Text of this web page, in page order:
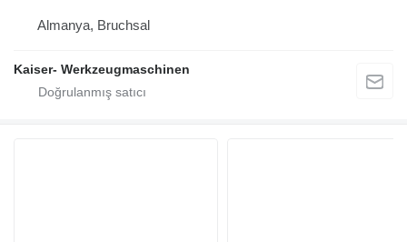
Almanya, Bruchsal
Kaiser- Werkzeugmaschinen